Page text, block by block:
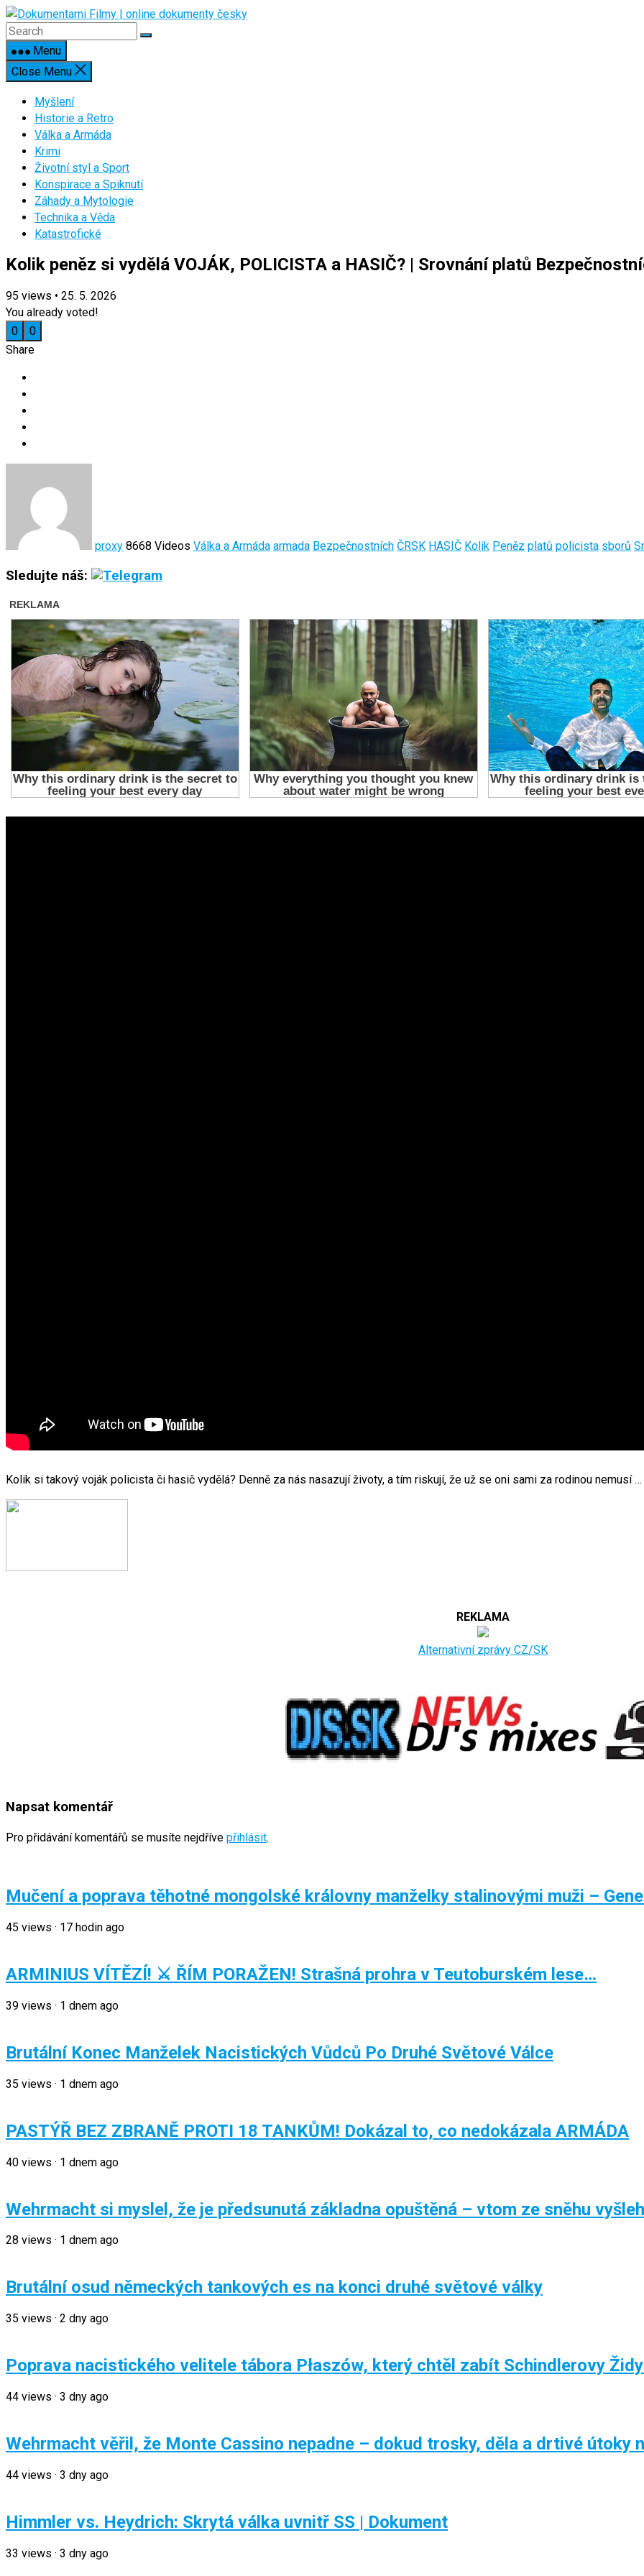
Skip
to
contentMenu
Close Menu
Myšlení
Historie a Retro
Válka a Armáda
Krimi
Životní styl a Sport
Konspirace a Spiknutí
Záhady a Mytologie
Technika a Věda
Katastrofické
Kolik peněz si vydělá VOJÁK, POLICISTA a HASIČ? | Srovnání platů
95 views • 25. 5. 2026
You already voted!
0
0
Share
proxy 8668 Videos Válka a Armáda armada Bezpečnostních ČRSK HASIČ Kolik Peněz platů policista sborů
Sledujte náš:
Kolik si takový voják policista či hasič vydělá? Denně za nás nasazují životy, a tím riskují, že už se oni sami za rodinou nemusí …
REKLAMA
Alternativní zprávy CZ/SK
Napsat komentář
Pro přidávání komentářů se musíte nejdříve přihlásit.
Mučení a poprava těhotné mongolské královny manželky stalinovými muži –
45 views · 17 hodin ago
ARMINIUS VÍTĚZÍ! ⚔️ ŘÍM PORAŽEN! Strašná prohra v Teutoburském lese…
39 views · 1 dnem ago
Brutální Konec Manželek Nacistických Vůdců Po Druhé Světové Válce
35 views · 1 dnem ago
PASTÝŘ BEZ ZBRANĚ PROTI 18 TANKŮM! Dokázal to, co nedokázala ARMÁDA
40 views · 1 dnem ago
Wehrmacht si myslel, že je předsunutá základna opuštěná – vtom ze sněhu
28 views · 1 dnem ago
Brutální osud německých tankových es na konci druhé světové války
35 views · 2 dny ago
Poprava nacistického velitele tábora Płaszów, který chtěl zabít Schindlerovy
44 views · 3 dny ago
Wehrmacht věřil, že Monte Cassino nepadne – dokud trosky, děla a drtivé útoky
44 views · 3 dny ago
Himmler vs. Heydrich: Skrytá válka uvnitř SS | Dokument
33 views · 3 dny ago